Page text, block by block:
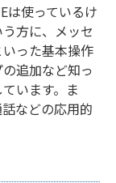
は使っているけ
方に、メッセ
った基本操作
追加など知っ
います。ま
などの応用的